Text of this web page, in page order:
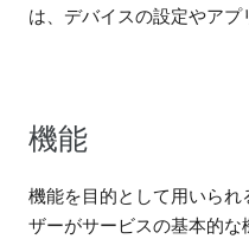
は、デバイスの設定やアプ
機能
機能を目的として用いら
ザーがサービスの基本的